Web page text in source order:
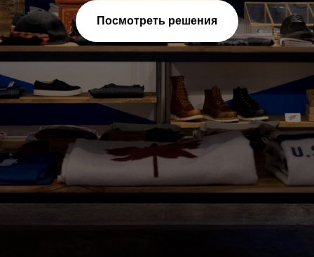
Посмотреть решения